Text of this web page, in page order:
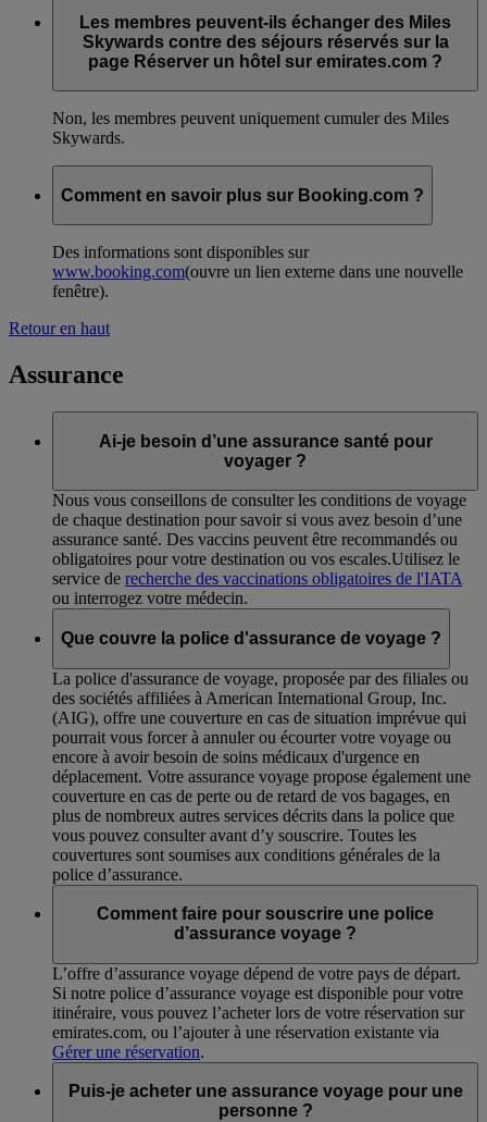
Les membres peuvent-ils échanger des Miles
Skywards contre des séjours réservés sur la
page Réserver un hôtel sur emirates.com ?
Non, les membres peuvent uniquement cumuler des Miles
Skywards.
Comment en savoir plus sur Booking.com ?
Des informations sont disponibles sur
www.booking.com(ouvre un lien externe dans une nouvelle
fenêtre).
Retour en haut
Assurance
Ai-je besoin d’une assurance santé pour
voyager ?
Nous vous conseillons de consulter les conditions de voyage
de chaque destination pour savoir si vous avez besoin d’une
assurance santé. Des vaccins peuvent être recommandés ou
obligatoires pour votre destination ou vos escales.Utilisez le
service de recherche des vaccinations obligatoires de l'IATA
ou interrogez votre médecin.
Que couvre la police d'assurance de voyage ?
La police d'assurance de voyage, proposée par des filiales ou
des sociétés affiliées à American International Group, Inc.
(AIG), offre une couverture en cas de situation imprévue qui
pourrait vous forcer à annuler ou écourter votre voyage ou
encore à avoir besoin de soins médicaux d'urgence en
déplacement. Votre assurance voyage propose également une
couverture en cas de perte ou de retard de vos bagages, en
plus de nombreux autres services décrits dans la police que
vous pouvez consulter avant d’y souscrire. Toutes les
couvertures sont soumises aux conditions générales de la
police d’assurance.
Comment faire pour souscrire une police
d’assurance voyage ?
L’offre d’assurance voyage dépend de votre pays de départ.
Si notre police d’assurance voyage est disponible pour votre
itinéraire, vous pouvez l’acheter lors de votre réservation sur
emirates.com, ou l’ajouter à une réservation existante via
Gérer une réservation.
Puis-je acheter une assurance voyage pour une
personne ?